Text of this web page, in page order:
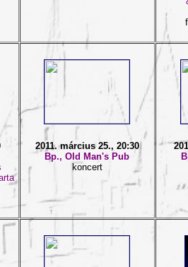
2011. március 25., 20:30
Bp., Old Man's Pub
koncert